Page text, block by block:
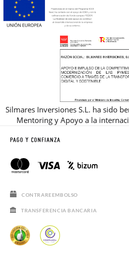
Silmares Inversiones S.L. ha sido
Mentoring y Apoyo a la
PAGO Y CONFIANZA
CONTRAREEMBOLSO
TRANSFERENCIA BANCARIA